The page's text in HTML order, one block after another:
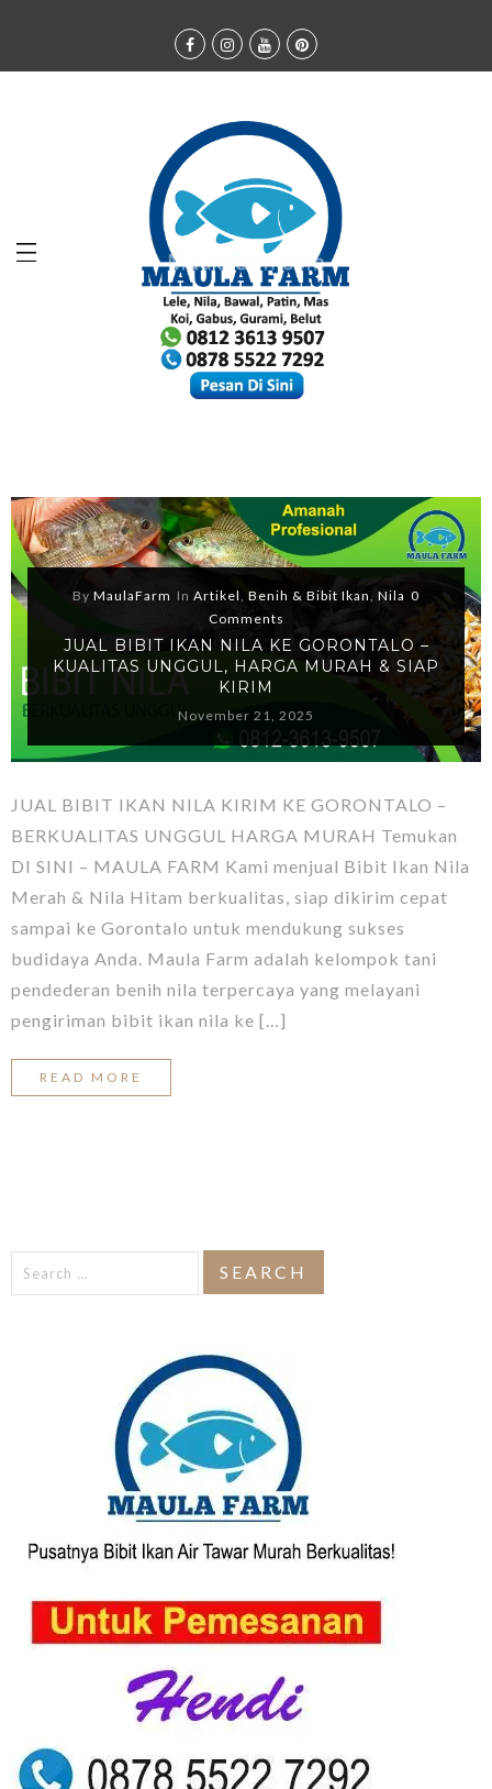
By MaulaFarm In Artikel, Benih & Bibit Ikan, Nila 0
Comments
JUAL BIBIT IKAN NILA KE GORONTALO –
KUALITAS UNGGUL, HARGA MURAH & SIAP
KIRIM
November 21, 2025
JUAL BIBIT IKAN NILA KIRIM KE GORONTALO –
BERKUALITAS UNGGUL HARGA MURAH Temukan
DI SINI – MAULA FARM Kami menjual Bibit Ikan Nila
Merah & Nila Hitam berkualitas, siap dikirim cepat
sampai ke Gorontalo untuk mendukung sukses
budidaya Anda. Maula Farm adalah kelompok tani
pendederan benih nila terpercaya yang melayani
pengiriman bibit ikan nila ke […]
READ MORE
Search
for: